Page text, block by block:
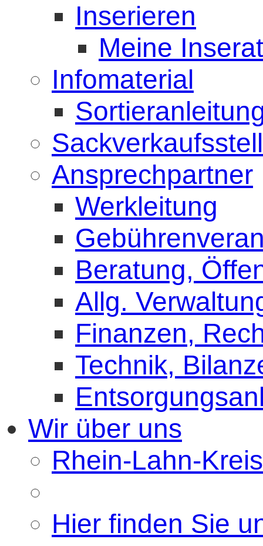
Inserieren
Meine
Infomaterial
Ansprechpartner
Werkleitung
Beratung,
Allg.
Finanzen,
Technik,
Wir über uns
Rhein-Lahn-
Hier finden Sie